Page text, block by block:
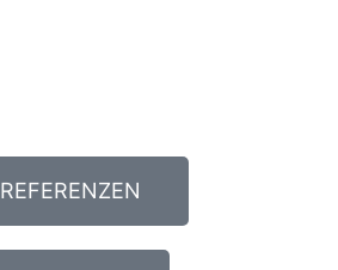
REFERENZEN